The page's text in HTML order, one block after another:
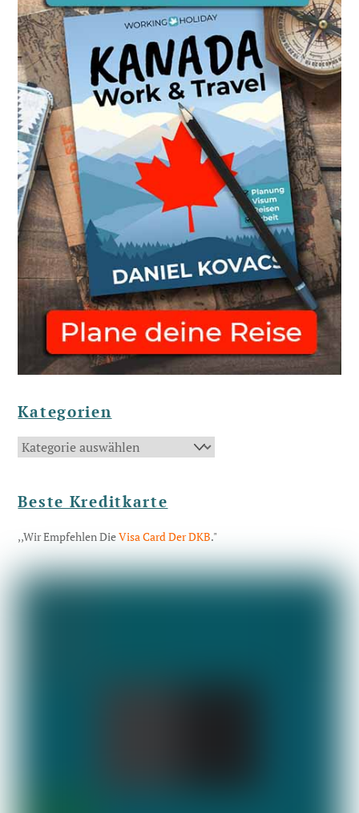
Kategorien
Kategorien
Beste Kreditkarte
,,Wir Empfehlen DieVisa Card Der DKB."